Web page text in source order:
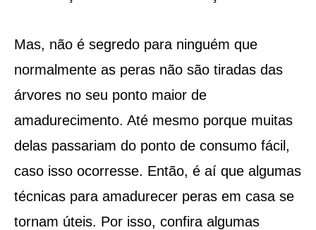
Mas, não é segredo para ninguém que
normalmente as peras não são tiradas das
árvores no seu ponto maior de
amadurecimento. Até mesmo porque muitas
delas passariam do ponto de consumo fácil,
caso isso ocorresse. Então, é aí que algumas
técnicas para amadurecer peras em casa se
tornam úteis. Por isso, confira algumas